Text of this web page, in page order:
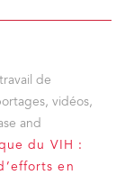
de
vidéos,
and
du VIH :
en